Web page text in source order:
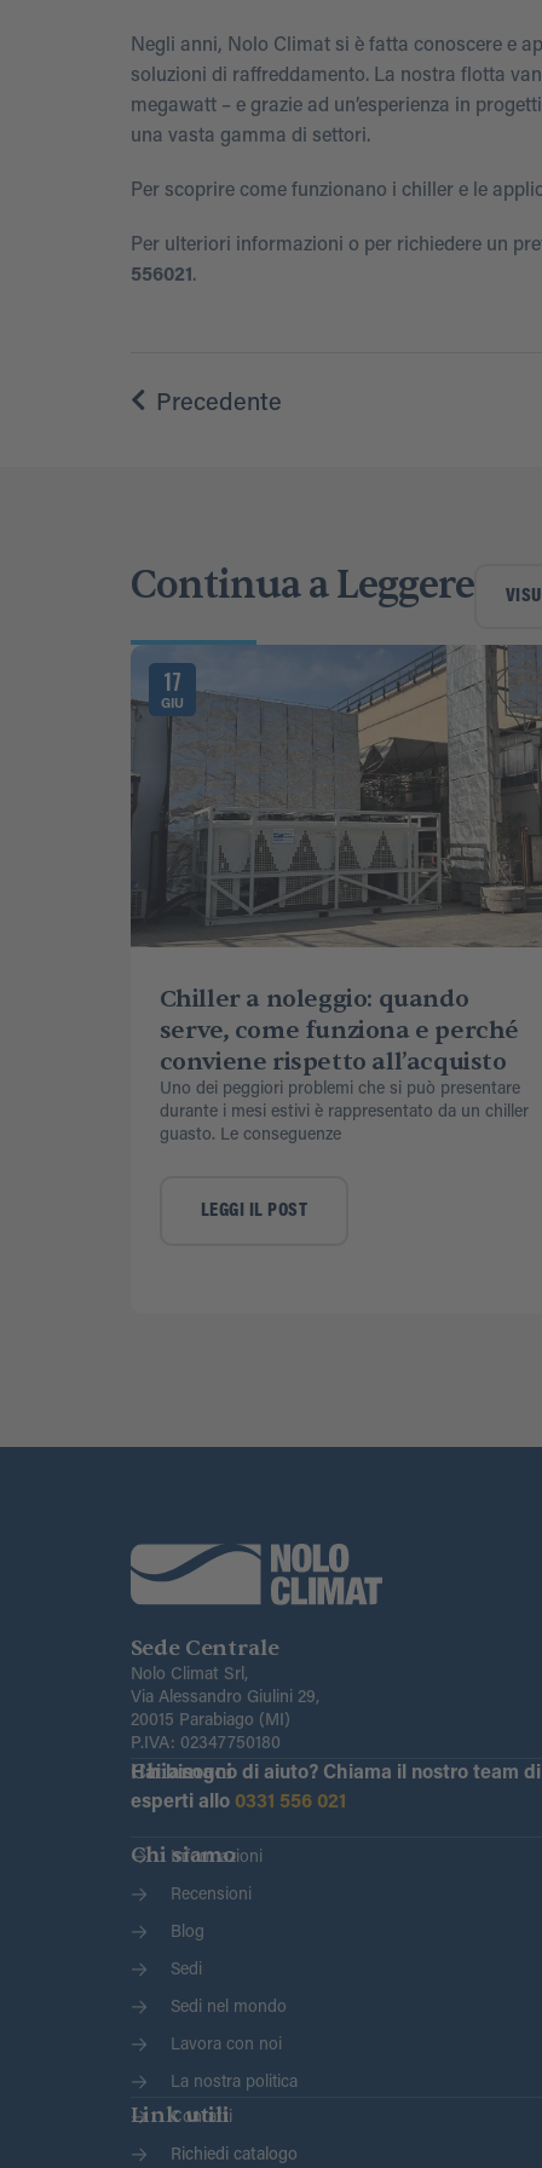
Negli anni, Nolo Climat si è fatta conoscere e
soluzioni di raffreddamento. La nostra flotta
megawatt – e grazie ad un’esperienza in
una vasta gamma di settori.
Per scoprire come funzionano i chiller e le
Per ulteriori informazioni o per richiedere un
556021 .
Precedente
Continua a Leggere
17
GIU
Chiller a noleggio: quando
serve, come funziona e perché
conviene rispetto all’acquisto
Uno dei peggiori problemi che si può presentare
durante i mesi estivi è rappresentato da un chiller
guasto. Le conseguenze
LEGGI IL POST
Sede Centrale
Nolo Climat Srl,
Via Alessandro Giulini 29,
20015 Parabiago (MI)
P.IVA: 02347750180
Chiamaci
Hai bisogno di aiuto?Chiama il nostro team di
esperti allo 0331 556 021
Chi siamo
Informazioni
Recensioni
Blog
Sedi
Sedi nel mondo
Lavora con noi
La nostra politica
Link utili
Contatti
Richiedi catalogo